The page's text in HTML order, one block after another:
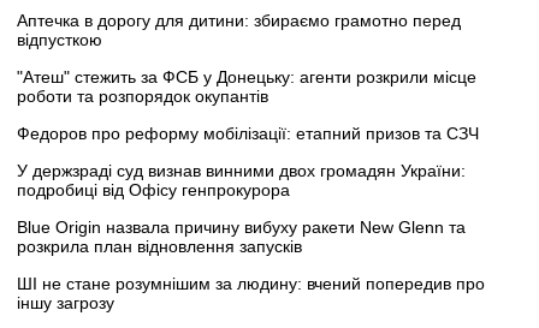
Аптечка в дорогу для дитини: збираємо грамотно перед
відпусткою
"Атеш" стежить за ФСБ у Донецьку: агенти розкрили місце
роботи та розпорядок окупантів
Федоров про реформу мобілізації: етапний призов та СЗЧ
У держзраді суд визнав винними двох громадян України:
подробиці від Офісу генпрокурора
Blue Origin назвала причину вибуху ракети New Glenn та
розкрила план відновлення запусків
ШІ не стане розумнішим за людину: вчений попередив про
іншу загрозу